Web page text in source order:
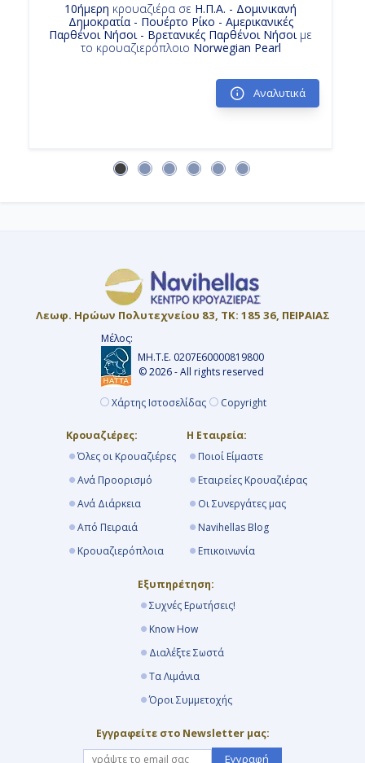
10ήμερη κρουαζιέρα σε Η.Π.Α. - Δομινικανή
Δημοκρατία - Πουέρτο Ρίκο - Αμερικανικές
Παρθένοι Νήσοι - Βρετανικές Παρθένοι Νήσοιμε
το κρουαζιερόπλοιο Norwegian Pearl
Αναλυτικά
Λεωφ. Ηρώων Πολυτεχνείου 83, ΤΚ: 185 36, ΠΕΙΡΑΙΑΣ
Μέλος:
ΜΗ.Τ.Ε. 0207Ε60000819800
© 2026 - All rights reserved
Χάρτης Ιστοσελίδας Copyright
Κρουαζιέρες:
Όλες οι Κρουαζιέρες
Ανά Προορισμό
Ανά Διάρκεια
Από Πειραιά
Κρουαζιερόπλοια
Η Εταιρεία:
Ποιοί Είμαστε
Εταιρείες Κρουαζιέρας
Οι Συνεργάτες μας
Navihellas Blog
Επικοινωνία
Εξυπηρέτηση:
Συχνές Ερωτήσεις!
Know How
Διαλέξτε Σωστά
Τα Λιμάνια
Όροι Συμμετοχής
Εγγραφείτε στο Newsletter μας:
Εγγραφή